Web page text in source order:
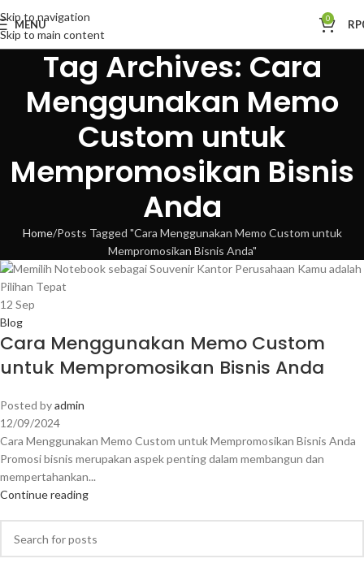
Skip to navigation
Skip to main content
MENU 0 RP
Tag Archives: Cara
Menggunakan Memo
Custom untuk
Mempromosikan Bisnis
Anda
Home Posts Tagged "Cara Menggunakan Memo Custom untuk
Mempromosikan Bisnis Anda"
12 Sep
Blog
Cara Menggunakan Memo Custom
untuk Mempromosikan Bisnis Anda
Posted byadmin
12/09/2024
Cara Menggunakan Memo Custom untuk Mempromosikan Bisnis Anda
Promosi bisnis merupakan aspek penting dalam membangun dan
mempertahankan...
Continue reading